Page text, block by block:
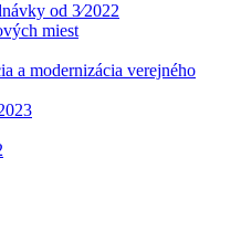
od 3⁄2022
miest
a modernizácia verejného